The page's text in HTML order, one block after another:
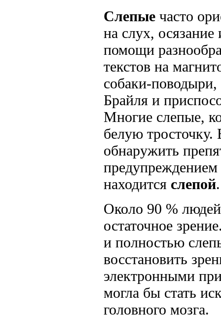
Слепые часто
на слух,
помощи
текстов на
собаки-
Брайля и
Многие слепые,
белую
обнаружить
находится слепой.
Около 90 %
остаточное
и полностью
восстановить
электронными
могла бы стать
головного мозга.